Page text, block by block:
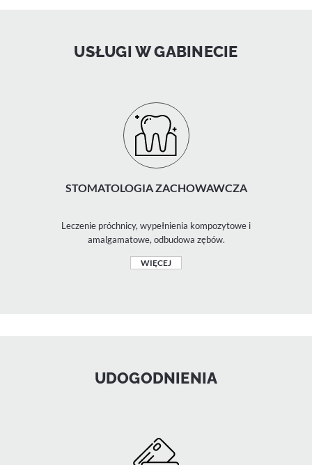
USŁUGI W GABINECIE
STOMATOLOGIA ZACHOWAWCZA
Leczenie próchnicy, wypełnienia kompozytowe i
amalgamatowe, odbudowa zębów.
WIĘCEJ
UDOGODNIENIA